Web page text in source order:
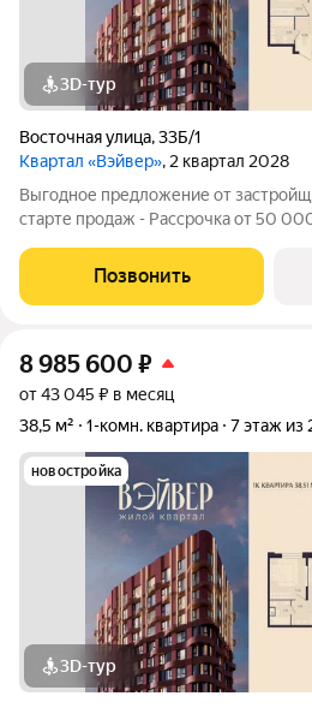
3D-тур
Восточная улица,33Б/1
Квартал «Вэйвер», 2 квартал 2028
Выгодное предложение от
старте продаж - Рассрочка от 50 000 / месяц -
1-комнатной квартиры в Жилом
Девелоперской компании Люди,
Позвонить
8 985 600 ₽
от 43 045 ₽ в месяц
38,5 м²
1-комн. квартира 7 этаж из
новостройка
3D-тур